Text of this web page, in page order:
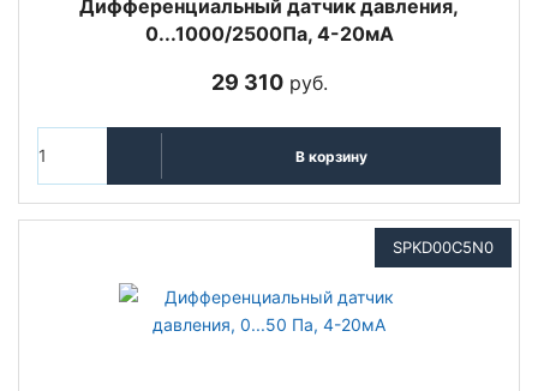
Дифференциальный датчик давления,
0...1000/2500Па, 4-20мА
29 310руб.
В корзину
SPKD00C5N0